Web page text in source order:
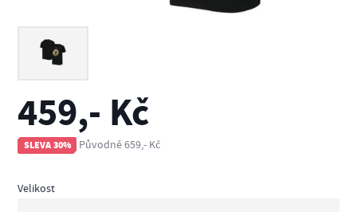
459,- Kč
SLEVA 30% Původně 659,- Kč
Velikost